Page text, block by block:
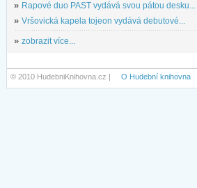
» Rapové duo PAST vydává svou pátou desku...
» Vršovická kapela tojeon vydává debutové...
» zobrazit více...
© 2010 HudebniKnihovna.cz | O Hudební knihovna